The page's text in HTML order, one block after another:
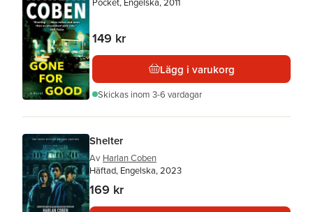
149 kr
Lägg i varukorg
Skickas inom 3-6 vardagar
Shelter
Av Harlan Coben
Häftad, Engelska, 2023
169 kr